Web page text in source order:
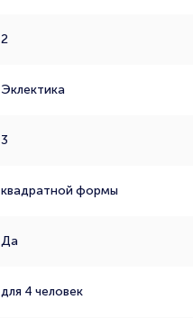
2
Эклектика
3
квадратной формы
Да
для 4 человек